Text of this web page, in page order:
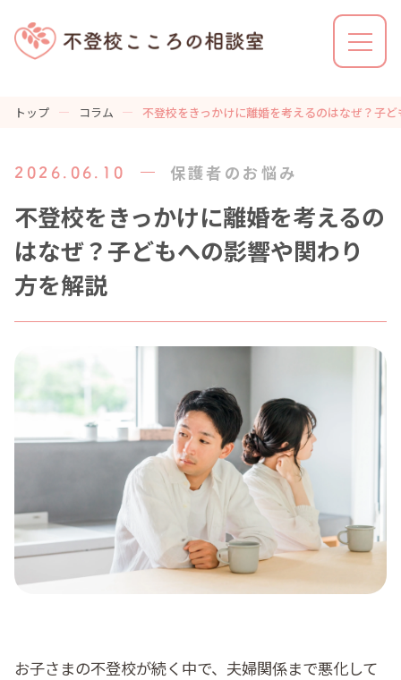
利用の流れ
カウンセラーの特徴
料金
コラム
よくある質問
トップ コラム 不登校をきっかけに離婚を考えるのはなぜ？子
2026.06.10 保護者のお悩み
不登校をきっかけに離婚を考えるの
はなぜ？子どもへの影響や関わり
方を解説
お子さまの不登校が続く中で、夫婦関係まで悪化して